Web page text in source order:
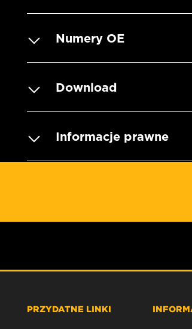
Numery OE
Download
Informacje prawne
PRZYDATNE LINKI